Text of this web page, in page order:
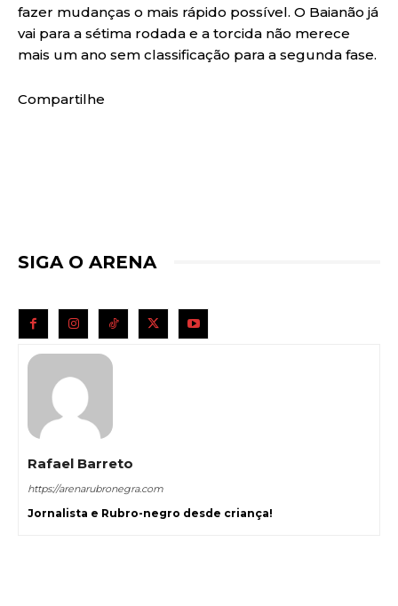
fazer mudanças o mais rápido possível. O Baianão já
vai para a sétima rodada e a torcida não merece
mais um ano sem classificação para a segunda fase.
Compartilhe
SIGA O ARENA
Rafael Barreto
https://arenarubronegra.com
Jornalista e Rubro-negro desde criança!